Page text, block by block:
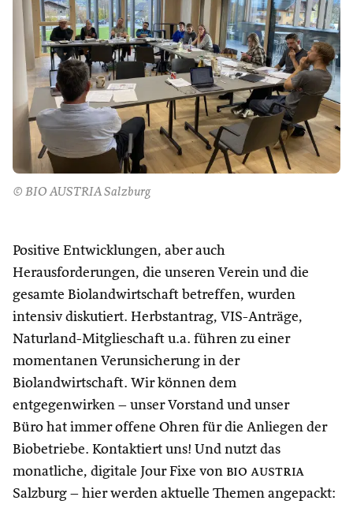
© BIO AUSTRIA Salzburg
Positive Entwicklungen, aber auch
Herausforderungen, die unseren Verein und die
gesamte Biolandwirtschaft betreffen, wurden
intensiv diskutiert. Herbstantrag, VIS-Anträge,
Naturland-Mitglieschaft u.a. führen zu einer
momentanen Verunsicherung in der
Biolandwirtschaft. Wir können dem
entgegenwirken – unser Vorstand und unser
Büro hat immer offene Ohren für die Anliegen der
Biobetriebe. Kontaktiert uns! Und nutzt das
monatliche, digitale Jour Fixe von bio austria
Salzburg – hier werden aktuelle Themen angepackt: